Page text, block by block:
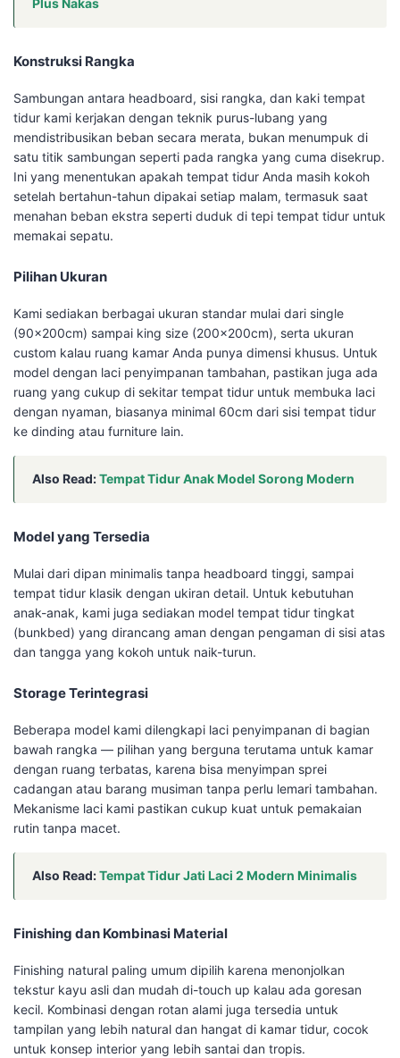
Plus Nakas
Konstruksi Rangka
Sambungan antara headboard, sisi rangka, dan kaki tempat
tidur kami kerjakan dengan teknik purus-lubang yang
mendistribusikan beban secara merata, bukan menumpuk di
satu titik sambungan seperti pada rangka yang cuma disekrup.
Ini yang menentukan apakah tempat tidur Anda masih kokoh
setelah bertahun-tahun dipakai setiap malam, termasuk saat
menahan beban ekstra seperti duduk di tepi tempat tidur untuk
memakai sepatu.
Pilihan Ukuran
Kami sediakan berbagai ukuran standar mulai dari single
(90x200cm) sampai king size (200x200cm), serta ukuran
custom kalau ruang kamar Anda punya dimensi khusus. Untuk
model dengan laci penyimpanan tambahan, pastikan juga ada
ruang yang cukup di sekitar tempat tidur untuk membuka laci
dengan nyaman, biasanya minimal 60cm dari sisi tempat tidur
ke dinding atau furniture lain.
Also Read:Tempat Tidur Anak Model Sorong Modern
Model yang Tersedia
Mulai dari dipan minimalis tanpa headboard tinggi, sampai
tempat tidur klasik dengan ukiran detail. Untuk kebutuhan
anak-anak, kami juga sediakan model tempat tidur tingkat
(bunkbed) yang dirancang aman dengan pengaman di sisi atas
dan tangga yang kokoh untuk naik-turun.
Storage Terintegrasi
Beberapa model kami dilengkapi laci penyimpanan di bagian
bawah rangka — pilihan yang berguna terutama untuk kamar
dengan ruang terbatas, karena bisa menyimpan sprei
cadangan atau barang musiman tanpa perlu lemari tambahan.
Mekanisme laci kami pastikan cukup kuat untuk pemakaian
rutin tanpa macet.
Also Read:Tempat Tidur Jati Laci 2 Modern Minimalis
Finishing dan Kombinasi Material
Finishing natural paling umum dipilih karena menonjolkan
tekstur kayu asli dan mudah di-touch up kalau ada goresan
kecil. Kombinasi dengan rotan alami juga tersedia untuk
tampilan yang lebih natural dan hangat di kamar tidur, cocok
untuk konsep interior yang lebih santai dan tropis.